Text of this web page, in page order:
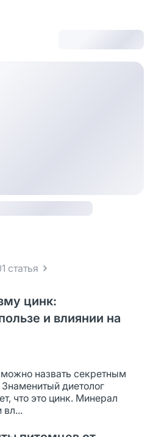
статья
цинк:
и влиянии на
назвать секретным
диетолог
что это цинк. Минерал
вл...